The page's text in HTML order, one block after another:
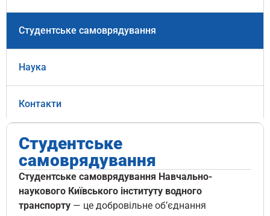
Студентське самоврядування
Наука
Контакти
Студентське
самоврядування
Студентське самоврядування Навчально-
наукового Київського інституту водного
транспорту — це добровільне об’єднання